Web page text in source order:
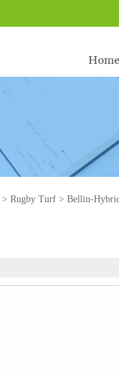
>Rugby Turf >Bellin-